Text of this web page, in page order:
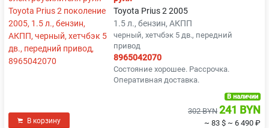
Toyota Prius 2 2005
1.5 л., бензин, АКПП
черный, хетчбэк 5 дв., передний
привод
8965042070
Состояние хорошее. Рассрочка.
Оперативная доставка.
В корзину
В наличии
302 BYN 241 BYN
~ 83 $ ~ 6 490 ₽